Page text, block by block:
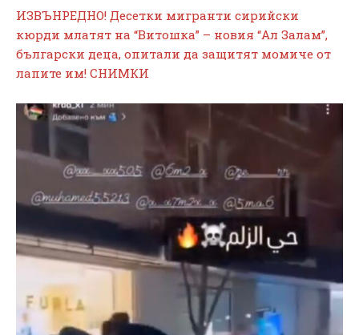
ИЗВЪНРЕДНО! Десетки мигранти сирийски
кюрди млатят на “Витошка” – новия “Ал Залам”,
български деца, опитали да защитят момиче от
лапите им! СНИМКИ